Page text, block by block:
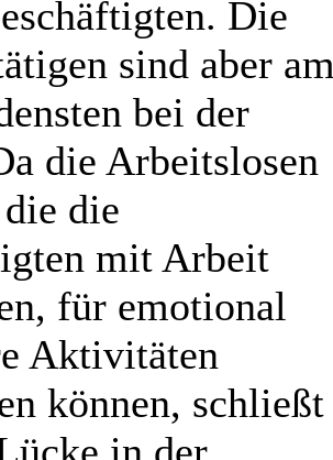
Die
sind aber
bei der
die Arbeitslosen
die
mit Arbeit
für emotional
Aktivitäten
können, schließt